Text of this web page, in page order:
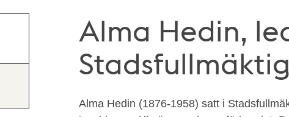
Alma Hedin,
Alma Hedin (1876-1958) satt i